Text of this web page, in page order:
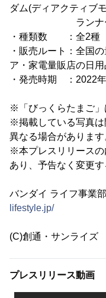
ダム(ディアクティブモ
ランナー
・種類数 ：全2種
・販売ルート：全国
ア・家電量販店の日
・発売時期 ：2022
※「びっくらたまご」
※掲載している写真
異なる場合があります
※本プレスリリース
あり、予告なく変更す
バンダイ ライフ事業
lifestyle.jp/
(C)創通・サンライズ
プレスリリース動画